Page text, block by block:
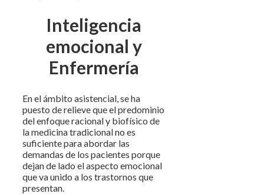
Inteligencia
emocional y
Enfermería
En el ámbito asistencial, se ha
puesto de relieve que el predominio
del enfoque racional y biofísico de
la medicina tradicional no es
suficiente para abordar las
demandas de los pacientes porque
dejan de lado el aspecto emocional
que va unido a los trastornos que
presentan.